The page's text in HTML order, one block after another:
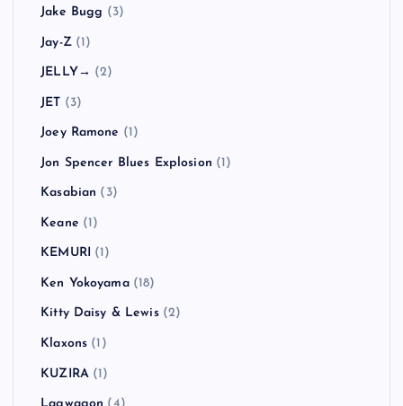
Jake Bugg (3)
Jay-Z(1)
JELLY→ (2)
JET (3)
Joey Ramone (1)
Jon Spencer Blues Explosion (1)
Kasabian (3)
Keane (1)
KEMURI (1)
Ken Yokoyama(18)
Kitty Daisy & Lewis(2)
Klaxons (1)
KUZIRA(1)